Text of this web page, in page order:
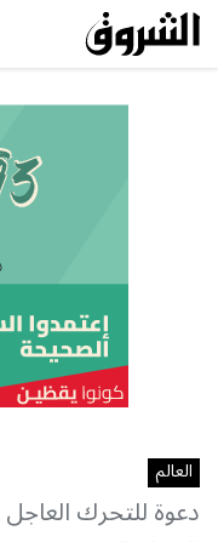
العالم
دعوة للتحرك العاجل